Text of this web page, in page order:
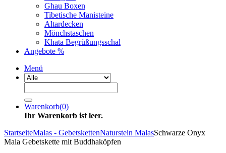
Ghau Boxen
Tibetische Manisteine
Altardecken
Mönchstaschen
Khata Begrüßungsschal
Angebote %
Menü
Warenkorb(0)
Ihr Warenkorb ist leer.
StartseiteMalas - GebetskettenNaturstein MalasSchwarze Onyx
Mala Gebetskette mit Buddhaköpfen